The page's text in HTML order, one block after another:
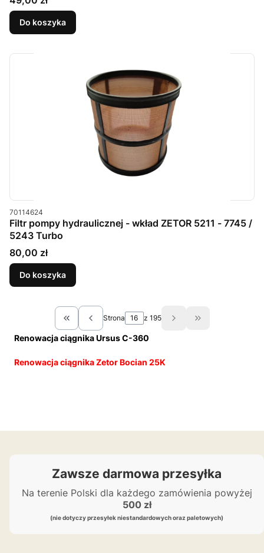
Do koszyka
Kod produktu
70114624
Filtr pompy hydraulicznej - wkład ZETOR 5211 - 7745 /
5243 Turbo
Cena
80,00 zł
Do koszyka
Wróć do pierwszej strony z produktami
Strona z 195
Przejdź do
Renowacja ciągnika Ursus C-360
Renowacja ciągnika Zetor Bocian 25K
Zawsze darmowa przesyłka
Na terenie Polski dla każdego zamówienia powyżej
500 zł
(nie dotyczy przesyłek niestandardowych oraz paletowych)